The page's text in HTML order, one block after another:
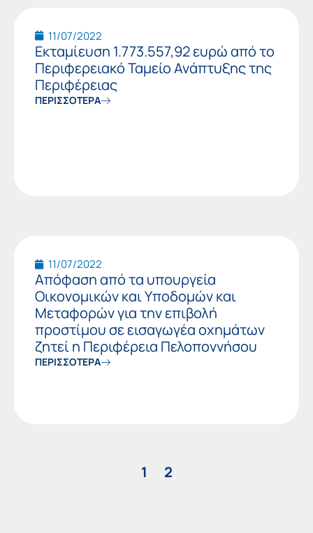
11/07/2022
Εκταμίευση 1.773.557,92 ευρώ από το
Περιφερειακό Ταμείο Ανάπτυξης της
Περιφέρειας
ΠΕΡΙΣΣΟΤΕΡΑ
11/07/2022
Απόφαση από τα υπουργεία
Οικονομικών και Υποδομών και
Μεταφορών για την επιβολή
προστίμου σε εισαγωγέα οχημάτων
ζητεί η Περιφέρεια Πελοποννήσου
ΠΕΡΙΣΣΟΤΕΡΑ
1 2